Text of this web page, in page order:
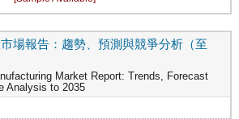
場報告：趨勢、預測與競爭分析（至
Market Report: Trends, Forecast
Analysis to 2035